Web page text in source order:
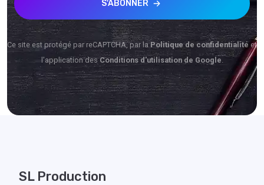
S'ABONNER
Ce site est protégé par reCAPTCHA, par laPolitique de confidentialitéet
l'application desConditions d'utilisation de Google
SL Production